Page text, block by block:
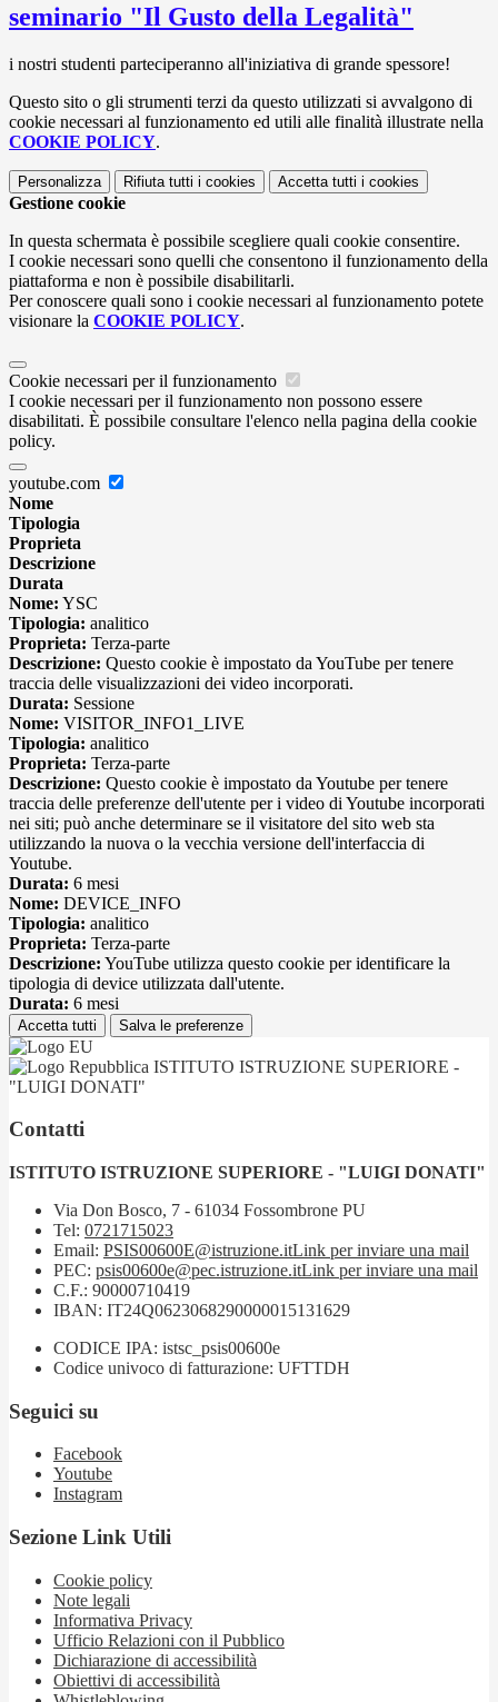
seminario "Il Gusto della Legalità"
i nostri studenti parteciperanno all'iniziativa di grande spessore!
Questo sito o gli strumenti terzi da questo utilizzati si avvalgono di
cookie necessari al funzionamento ed utili alle finalità illustrate nella
COOKIE POLICY.
Personalizza Rifiuta tutti i cookies Accetta tutti i cookies
Gestione cookie
In questa schermata è possibile scegliere quali cookie consentire.
I cookie necessari sono quelli che consentono il funzionamento della
piattaforma e non è possibile disabilitarli.
Per conoscere quali sono i cookie necessari al funzionamento potete
visionare la COOKIE POLICY.
Cookie necessari per il funzionamento
I cookie necessari per il funzionamento non possono essere
disabilitati. È possibile consultare l'elenco nella pagina della cookie
policy.
youtube.com
Nome
Tipologia
Proprieta
Descrizione
Durata
Nome: YSC
Tipologia: analitico
Proprieta: Terza-parte
Descrizione: Questo cookie è impostato da YouTube per tenere
traccia delle visualizzazioni dei video incorporati.
Durata: Sessione
Nome: VISITOR_INFO1_LIVE
Tipologia: analitico
Proprieta: Terza-parte
Descrizione: Questo cookie è impostato da Youtube per tenere
traccia delle preferenze dell'utente per i video di Youtube incorporati
nei siti; può anche determinare se il visitatore del sito web sta
utilizzando la nuova o la vecchia versione dell'interfaccia di
Youtube.
Durata: 6 mesi
Nome: DEVICE_INFO
Tipologia: analitico
Proprieta: Terza-parte
Descrizione: YouTube utilizza questo cookie per identificare la
tipologia di device utilizzata dall'utente.
Durata: 6 mesi
Accetta tutti Salva le preferenze
ISTITUTO ISTRUZIONE SUPERIORE -
"LUIGI DONATI"
Contatti
ISTITUTO ISTRUZIONE SUPERIORE - "LUIGI DONATI"
Via Don Bosco, 7 - 61034 Fossombrone PU
Tel: 0721715023
Email: PSIS00600E@istruzione.itLink per inviare una mail
PEC: psis00600e@pec.istruzione.itLink per inviare una mail
C.F.: 90000710419
IBAN: IT24Q0623068290000015131629
CODICE IPA: istsc_psis00600e
Codice univoco di fatturazione: UFTTDH
Seguici su
Facebook
Youtube
Instagram
Sezione Link Utili
Cookie policy
Note legali
Informativa Privacy
Ufficio Relazioni con il Pubblico
Dichiarazione di accessibilità
Obiettivi di accessibilità